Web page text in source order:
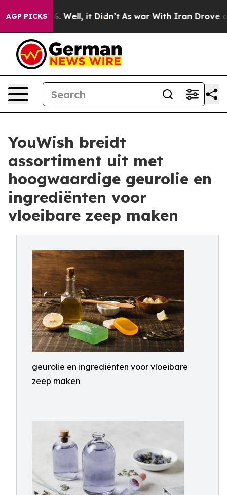
AGP PICKS
40%. Well, it Didn’t As war With Iran Drove oil
YouWish breidt
assortiment uit met
hoogwaardige geurolie en
ingrediënten voor
vloeibare zeep maken
geurolie en ingrediënten voor vloeibare
zeep maken